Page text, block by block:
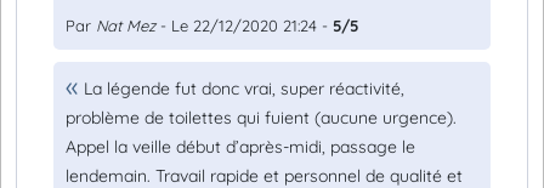
Par Nat Mez- Le 22/12/2020 21:24 - 5/5
La légende fut donc vrai, super réactivité,
problème de toilettes qui fuient (aucune urgence).
Appel la veille début d’après-midi, passage le
lendemain. Travail rapide et personnel de qualité et